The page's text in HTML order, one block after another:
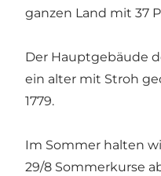
ganzen Land mit 37
Der Hauptgebäude
ein alter mit Stroh
1779.
Im Sommer halten
29/8 Sommerkurse